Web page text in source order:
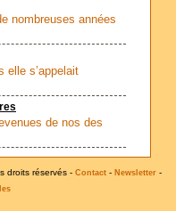
nombreuses années
elle s’appelait
de nos des
droits réservés - Contact - Newsletter -